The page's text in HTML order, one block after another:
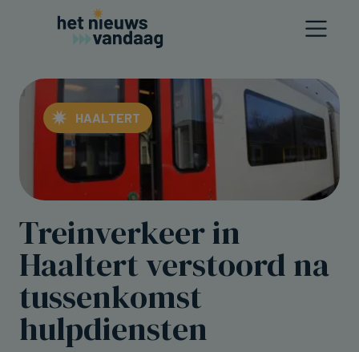
HAALTERT
Treinverkeer in
Haaltert verstoord na
tussenkomst
hulpdiensten